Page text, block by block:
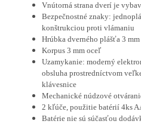
Vnútorná strana dverí je
Bezpečnostné znaky:
konštrukciou proti vlámaniu
Hrúbka dverného plášťa 3 mm
Korpus 3 mm oceľ
Uzamykanie: moderný
obsluha prostredníctvom
klávesnice
Mechanické núdzové
2 kľúče, použitie batérií 4ks
Batérie nie sú súčasťou